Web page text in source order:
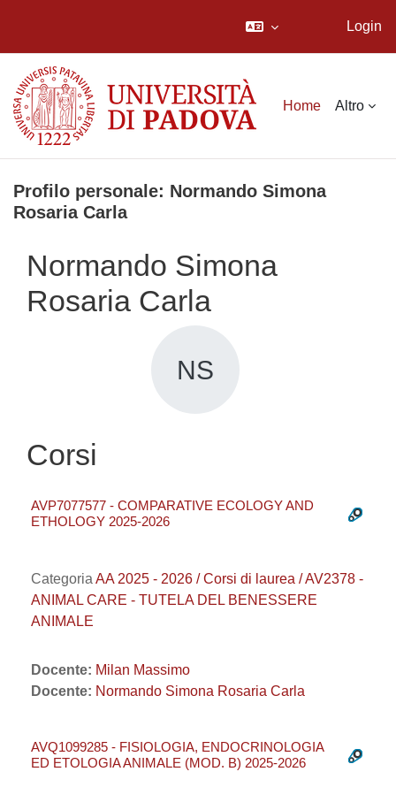
Login
Home Altro
Profilo personale: Normando Simona
Rosaria Carla
Normando Simona
Rosaria Carla
NS
Corsi
AVP7077577 - COMPARATIVE ECOLOGY AND
ETHOLOGY 2025-2026
Categoria AA 2025 - 2026 / Corsi di laurea / AV2378 -
ANIMAL CARE - TUTELA DEL BENESSERE
ANIMALE
Docente: Milan Massimo
Docente: Normando Simona Rosaria Carla
AVQ1099285 - FISIOLOGIA, ENDOCRINOLOGIA
ED ETOLOGIA ANIMALE (MOD. B) 2025-2026